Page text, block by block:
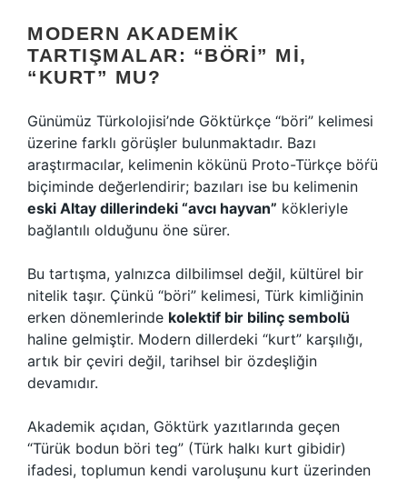
MODERN AKADEMIK
TARTIŞMALAR: “BÖRI” MI,
“KURT” MU?
Günümüz Türkolojisi’nde Göktürkçe “böri” kelimesi
üzerine farklı görüşler bulunmaktadır. Bazı
araştırmacılar, kelimenin kökünü Proto-Türkçe böŕü
biçiminde değerlendirir; bazıları ise bu kelimenin
eski Altay dillerindeki “avcı hayvan” kökleriyle
bağlantılı olduğunu öne sürer.
Bu tartışma, yalnızca dilbilimsel değil, kültürel bir
nitelik taşır. Çünkü “böri” kelimesi, Türk kimliğinin
erken dönemlerinde kolektif bir bilinç sembolü
haline gelmiştir. Modern dillerdeki “kurt” karşılığı,
artık bir çeviri değil, tarihsel bir özdeşliğin
devamıdır.
Akademik açıdan, Göktürk yazıtlarında geçen
“Türük bodun böri teg” (Türk halkı kurt gibidir)
ifadesi, toplumun kendi varoluşunu kurt üzerinden